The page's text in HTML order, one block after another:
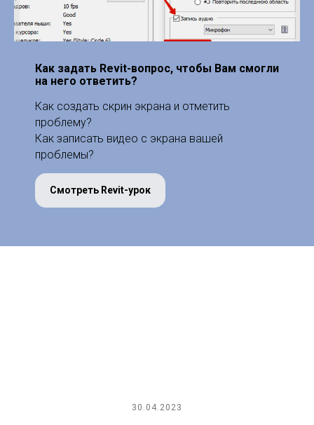
Как задать Revit-вопрос, чтобы Вам смогли
на него ответить?
Как создать скрин экрана и отметить
проблему?
Как записать видео с экрана вашей
проблемы?
Смотреть Revit-урок
30.04.2023